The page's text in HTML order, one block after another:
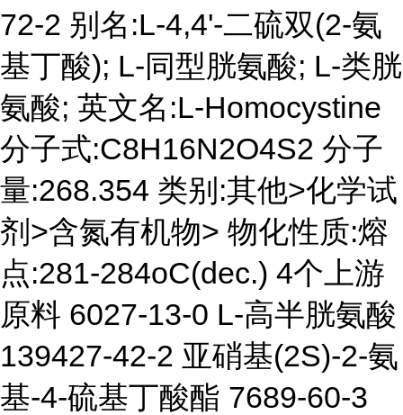
72-2 别名:L-4,4'-二硫双(2-氨
基丁酸); L-同型胱氨酸; L-类胱
氨酸; 英文名:L-Homocystine
分子式:C8H16N2O4S2 分子
量:268.354 类别:其他>化学试
剂>含氮有机物> 物化性质:熔
点:281-284oC(dec.) 4个上游
原料 6027-13-0 L-高半胱氨酸
139427-42-2 亚硝基(2S)-2-氨
基-4-硫基丁酸酯 7689-60-3